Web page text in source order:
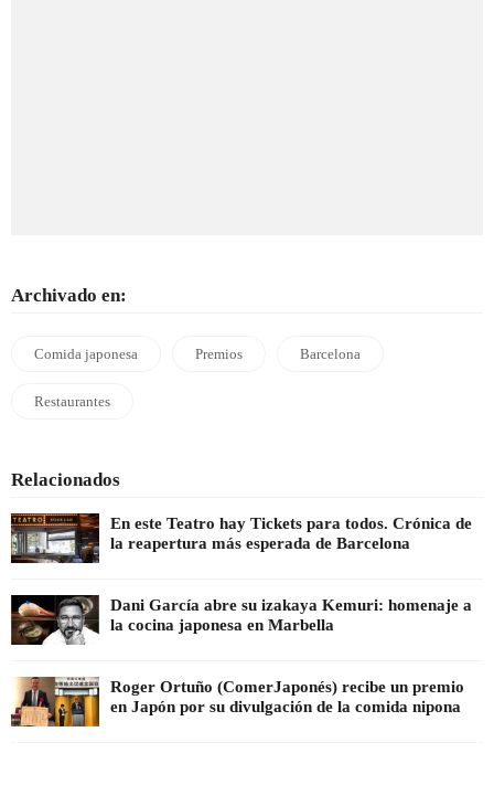
Archivado en:
Comida japonesa Premios Barcelona
Restaurantes
Relacionados
En este Teatro hay Tickets para todos. Crónica de
la reapertura más esperada de Barcelona
Dani García abre su izakaya Kemuri: homenaje a
la cocina japonesa en Marbella
Roger Ortuño (ComerJaponés) recibe un premio
en Japón por su divulgación de la comida nipona